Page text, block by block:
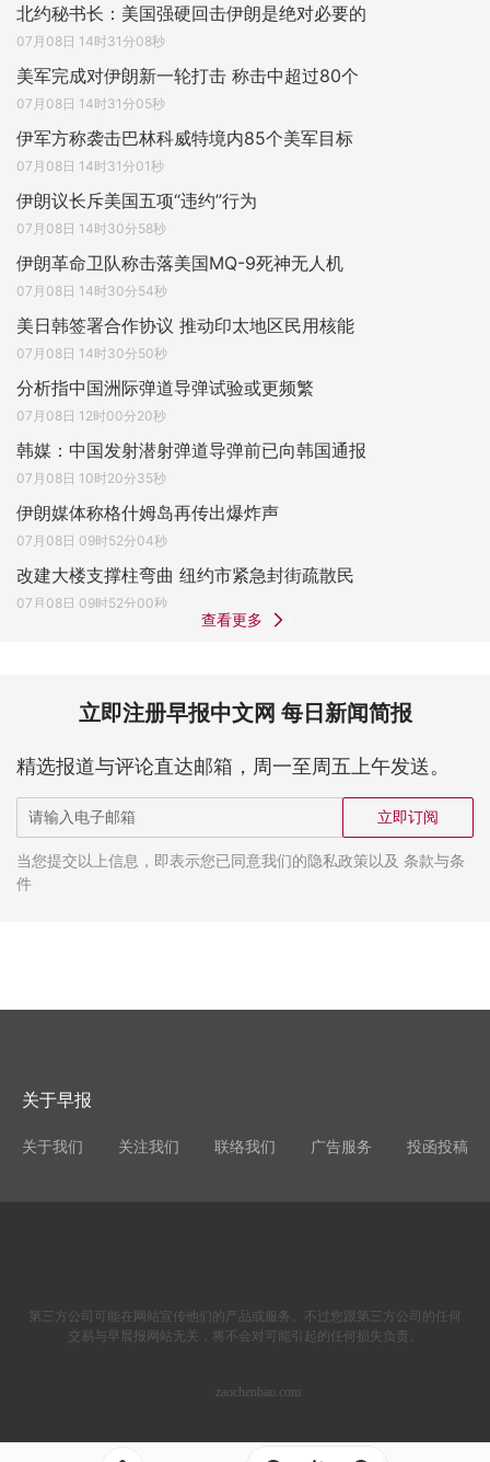
北约秘书长：美国强硬回击伊朗是绝对必要的
07月08日 14时31分08秒
美军完成对伊朗新一轮打击 称击中超过80个
07月08日 14时31分05秒
伊军方称袭击巴林科威特境内85个美军目标
07月08日 14时31分01秒
伊朗议长斥美国五项“违约”行为
07月08日 14时30分58秒
伊朗革命卫队称击落美国MQ-9死神无人机
07月08日 14时30分54秒
美日韩签署合作协议 推动印太地区民用核能
07月08日 14时30分50秒
分析指中国洲际弹道导弹试验或更频繁
07月08日 12时00分20秒
韩媒：中国发射潜射弹道导弹前已向韩国通报
07月08日 10时20分35秒
伊朗媒体称格什姆岛再传出爆炸声
07月08日 09时52分04秒
改建大楼支撑柱弯曲 纽约市紧急封街疏散民
07月08日 09时52分00秒
查看更多
立即注册早报中文网 每日新闻简报
精选报道与评论直达邮箱，周一至周五上午发送。
立即订阅
当您提交以上信息，即表示您已同意我们的隐私政策以及 条款与条
件
关于早报
关于我们 关注我们 联络我们 广告服务 投函投稿
第三方公司可能在网站宣传他们的产品或服务。不过您跟第三方公司的任何
交易与早晨报网站无关，将不会对可能引起的任何损失负责。
zaochenbao.com